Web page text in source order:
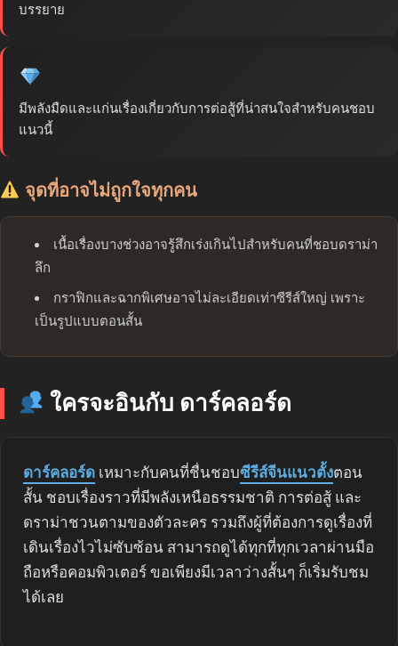
บรรยาย
มีพลังมืดและแก่นเรื่องเกี่ยวกับการต่อสู้ที่น่าสนใจสำหรับคนชอบ
แนวนี้
จุดที่อาจไม่ถูกใจทุกคน
เนื้อเรื่องบางช่วงอาจรู้สึกเร่งเกินไปสำหรับคนที่ชอบดราม่า
ลึก
กราฟิกและฉากพิเศษอาจไม่ละเอียดเท่าซีรีส์ใหญ่ เพราะ
เป็นรูปแบบตอนสั้น
ใครจะอินกับ ดาร์คลอร์ด
ดาร์คลอร์ด เหมาะกับคนที่ชื่นชอบซีรีส์จีนแนวตั้งตอน
สั้น ชอบเรื่องราวที่มีพลังเหนือธรรมชาติ การต่อสู้ และ
ดราม่าชวนตามของตัวละคร รวมถึงผู้ที่ต้องการดูเรื่องที่
เดินเรื่องไวไม่ซับซ้อน สามารถดูได้ทุกที่ทุกเวลาผ่านมือ
ถือหรือคอมพิวเตอร์ ขอเพียงมีเวลาว่างสั้นๆ ก็เริ่มรับชม
ได้เลย